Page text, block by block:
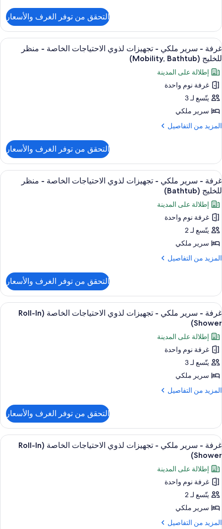
الاحتياجات
الخاصة
-
منظر
للخليج
غرفة
سرير
ملكي
تجهيزات
لذوي
الاحتياجات
الخاصة
-
للخليج
التحقق من توفر الغرف والأسعار
استعراض
جميع
صور
غرفة
-
سرير
ملكي
-
الاحتياجات
الخاصة
-
منظر
للخليج
(Mobility,
Bathtub)
أغطية فراش متميزة وألحفة محشوة
3
غرفة - سرير ملكي - تجهيزات لذوي الاحتياجات الخاصة - منظر
للخليج (Mobility, Bathtub)
إطلالة على المدينة
غرفة نوم واحدة
يتّسع لـ 3
سرير ملكي
المزيد من التفاصيل
المزيد
غرفة
سرير
ملكي
تجهيزات
لذوي
الاحتياجات
الخاصة
-
للخليج
التحقق من توفر الغرف والأسعار
استعراض
جميع
صور
غرفة
-
سرير
ملكي
-
الاحتياجات
الخاصة
-
منظر
للخليج
أغطية فراش متميزة وألحفة محشوة
3
غرفة - سرير ملكي - تجهيزات لذوي الاحتياجات الخاصة - منظر
للخليج (Bathtub)
إطلالة على المدينة
غرفة نوم واحدة
يتّسع لـ 2
سرير ملكي
المزيد من التفاصيل
المزيد
غرفة
سرير
ملكي
تجهيزات
لذوي
الاحتياجات
الخاصة
-
للخليج
التحقق من توفر الغرف والأسعار
استعراض
جميع
صور
غرفة
-
سرير
ملكي
-
الاحتياجات
الخاصة
(Roll-
In
Shower)
أغطية فراش متميزة وألحفة محشوة
3
غرفة - سرير ملكي - تجهيزات لذوي الاحتياجات الخاصة (Roll-In
Shower)
إطلالة على المدينة
غرفة نوم واحدة
يتّسع لـ 3
سرير ملكي
المزيد من التفاصيل
المزيد
غرفة
سرير
ملكي
تجهيزات
لذوي
الاحتياجات
الخاصة
(Roll-
Shower)
التحقق من توفر الغرف والأسعار
استعراض
جميع
صور
غرفة
-
سرير
ملكي
-
أغطية فراش متميزة وألحفة محشوة
3
غرفة - سرير ملكي - تجهيزات لذوي الاحتياجات الخاصة (Roll-In
Shower)
إطلالة على المدينة
غرفة نوم واحدة
يتّسع لـ 2
سرير ملكي
المزيد من التفاصيل
المزيد